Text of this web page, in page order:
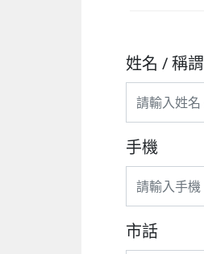
姓名 / 稱謂
手機
市話